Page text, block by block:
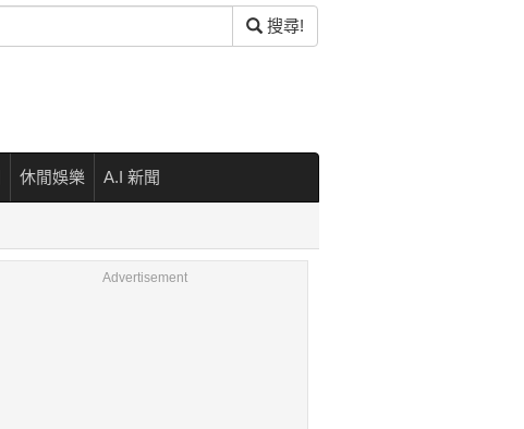
搜尋!
休閒娛樂 A.I 新聞
Advertisement